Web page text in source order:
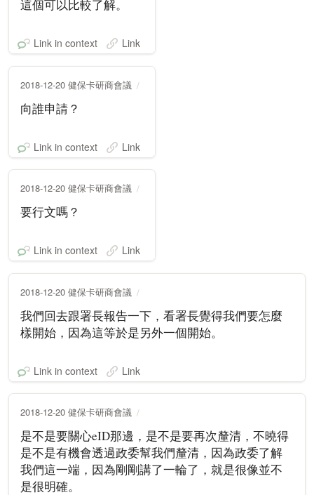
這個可以比較了解。
Link in context Link
2018-12-20 健保卡研商會議
向誰申請？
Link in context Link
2018-12-20 健保卡研商會議
要行文嗎？
Link in context Link
2018-12-20 健保卡研商會議
我們回去跟署長報告一下，看署長覺得我們要怎麼
樣開始，因為這等於是另外一個開始。
Link in context Link
2018-12-20 健保卡研商會議
是不是要關心eID那邊，是不是要再次釐清，不曉得
是不是有機會透過政委幫我們釐清，因為政委了解
我們這一端，因為剛剛講了一輪了，就是很像並不
是很明確。